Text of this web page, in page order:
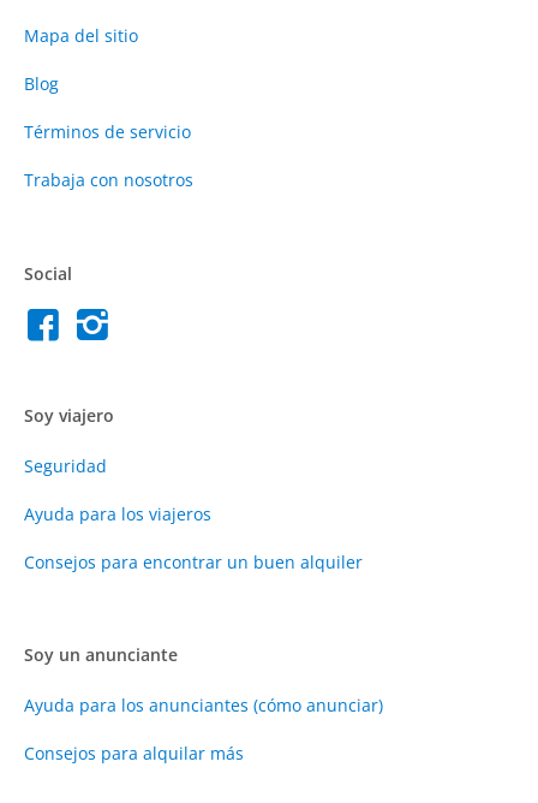
Mapa del sitio
Blog
Términos de servicio
Trabaja con nosotros
Social
Soy viajero
Seguridad
Ayuda para los viajeros
Consejos para encontrar un buen alquiler
Soy un anunciante
Ayuda para los anunciantes (cómo anunciar)
Consejos para alquilar más